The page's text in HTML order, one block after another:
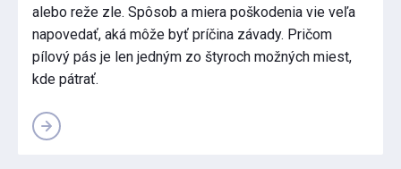
alebo reže zle. Spôsob a miera poškodenia vie veľa
napovedať, aká môže byť príčina závady. Pričom
pílový pás je len jedným zo štyroch možných miest,
kde pátrať.